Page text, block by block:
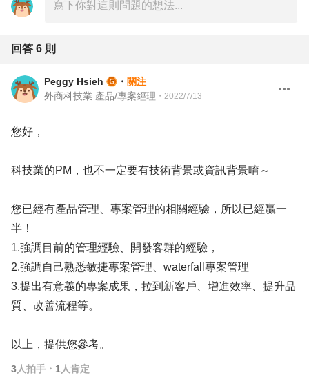
回答 6 則
Peggy Hsieh ・ 關注
外商科技業 產品/專案經理 ・ 2022/7/13
您好，
科技業的PM，也不一定要有技術背景或資訊背景唷～
您已經有產品管理、專案管理的相關經驗，所以已經贏一
半！
1.強調目前的管理經驗、開發客群的經驗，
2.強調自己熟悉敏捷專案管理、waterfall專案管理
3.提出有意義的專案成果，拉到新客戶、增進效率、提升品
質、改善流程等。
以上，提供您參考。
3人拍手 ・ 1 人肯定